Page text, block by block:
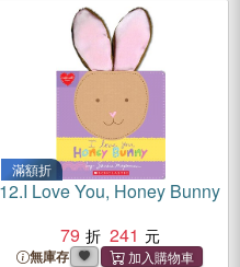
滿額折
12.I Love You, Honey Bunny
79
241
無庫存